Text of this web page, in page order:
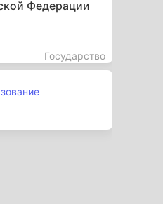
Федерации
Государство